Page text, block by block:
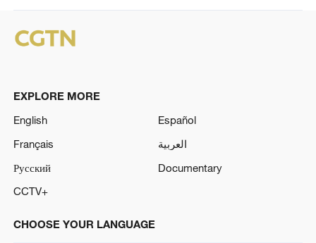
EXPLORE MORE
English
Español
Français
العربية
Русский
Documentary
CCTV+
CHOOSE YOUR LANGUAGE